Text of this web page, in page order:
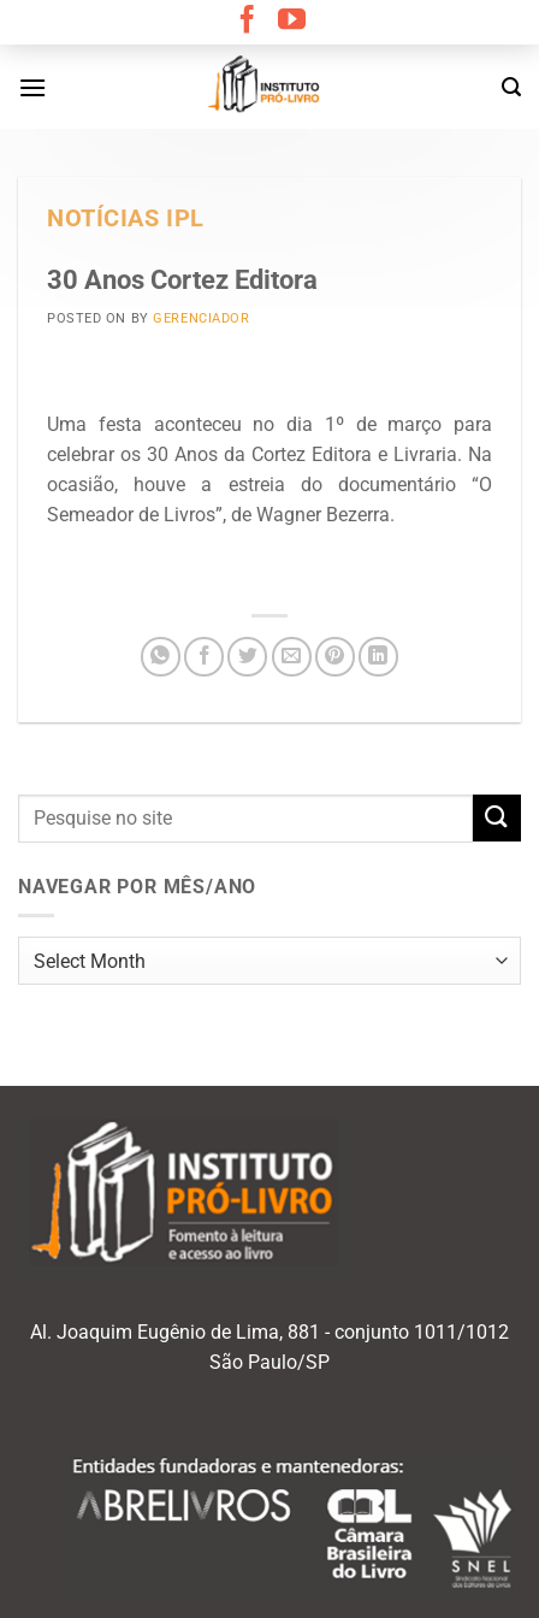
content
NOTÍCIAS IPL
30 Anos Cortez Editora
POSTED ON BYGERENCIADOR
Uma festa aconteceu no dia 1º de março para
celebrar os 30 Anos da Cortez Editora e Livraria. Na
ocasião, houve a estreia do documentário “O
Semeador de Livros”, de Wagner Bezerra.
NAVEGAR POR MÊS/ANO
Navegar
Al. Joaquim Eugênio de Lima, 881 - conjunto 1011/1012
São Paulo/SP